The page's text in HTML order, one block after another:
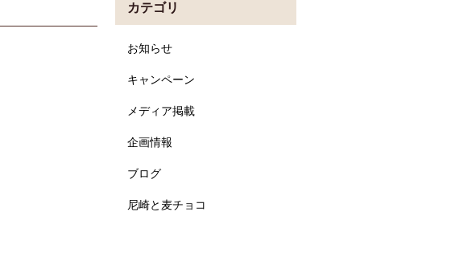
カテゴリ
お知らせ
キャンペーン
メディア掲載
企画情報
ブログ
尼崎と麦チョコ